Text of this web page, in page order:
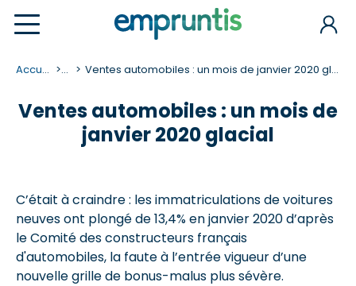
Accueil ... Ventes automobiles : un mois de janvier 2020 glacial
Ventes automobiles : un mois de
janvier 2020 glacial
C’était à craindre : les immatriculations de voitures
neuves ont plongé de 13,4% en janvier 2020 d’après
le Comité des constructeurs français
d'automobiles, la faute à l’entrée vigueur d’une
nouvelle grille de bonus-malus plus sévère.